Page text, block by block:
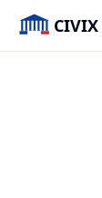
CIVIX